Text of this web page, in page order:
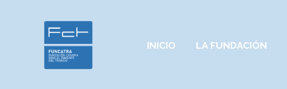
INICIO LA FUNDACIÓN